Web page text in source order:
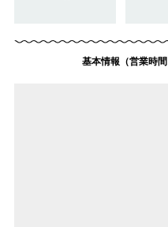
基本情報（営業時